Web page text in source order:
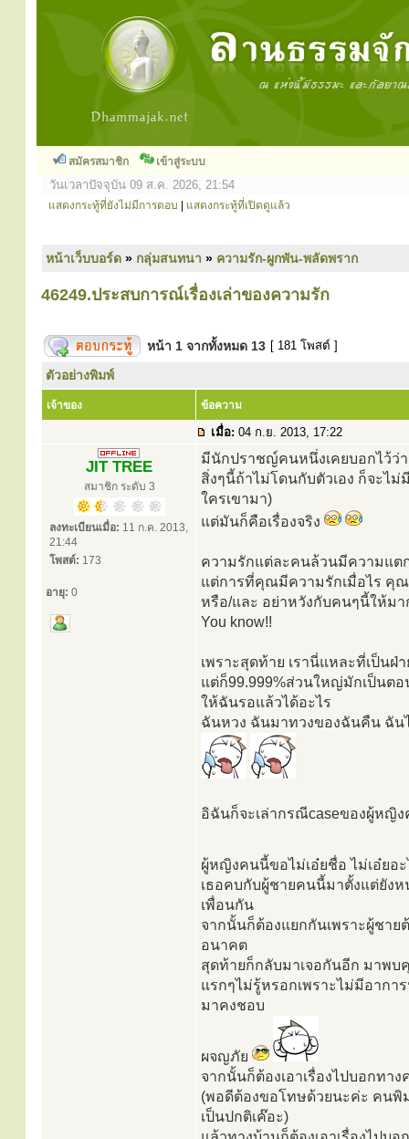
สมัครสมาชิก เข้าสู่ระบบ
วันเวลาปัจจุบัน 09 ส.ค. 2026, 21:54
แสดงกระทู้ที่ยังไม่มีการตอบ แสดงกระทู้ที่เปิดดูแล้ว
หน้าเว็บบอร์ด » กลุ่มสนทนา » ความรัก-ผูกพัน-พลัดพราก
46249.ประสบการณ์เรื่องเล่าของความรัก
หน้า 1 จากทั้งหมด 13 [ 181 โพสต์ ]
ตัวอย่างพิมพ์
เจ้าของ ข้อความ
เมื่อ: 04 ก.ย. 2013, 17:22
JIT TREE
สมาชิก ระดับ 3
ลงทะเบียนเมื่อ: 11 ก.ค. 2013,
21:44
โพสต์: 173
อายุ: 0
มีนักปราชญ์คนหนึ่งเคยบอกไว้ว่
สิ่งๆนี้ถ้าไม่โดนกับตัวเอง ก็จะไ
ใครเขามา)
แต่มันก็คือเรื่องจริง
ความรักแต่ละคนล้วนมีความแต
แต่การที่คุณมีความรักเมื่อไร คุณ
หรือ/และ อย่าหวังกับคนๆนี้ให้ม
You know!!
เพราะสุดท้าย เรานี่แหละที่เป็นฝ่
แต่ก็99.999%ส่วนใหญ่มักเป็นตอ
ให้ฉันรอแล้วได้อะไร
ฉันหวง ฉันมาทวงของฉันคืน ฉัน
อิฉันก็จะเล่ากรณีcaseของผู้หญิ
ผู้หญิงคนนี้ขอไม่เอ๋ยชื่อ ไม่เอ๋ยอ
เธอคบกับผู้ชายคนนี้มาตั้งแต่ยัง
เพื่อนกัน
จากนั้นก็ต้องแยกกันเพราะผู้ชา
อนาคต
สุดท้ายก็กลับมาเจอกันอีก มาพบ
แรกๆไม่รู้หรอกเพราะไม่มีอากา
มาคงชอบ
ผจญภัย
จากนั้นก็ต้องเอาเรื่องไปบอกทาง
(พอดีต้องขอโทษด้วยนะค่ะ คนพิ
เป็นปกติเค๊อะ)